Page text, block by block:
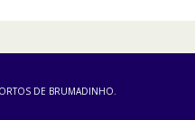
DE BRUMADINHO.